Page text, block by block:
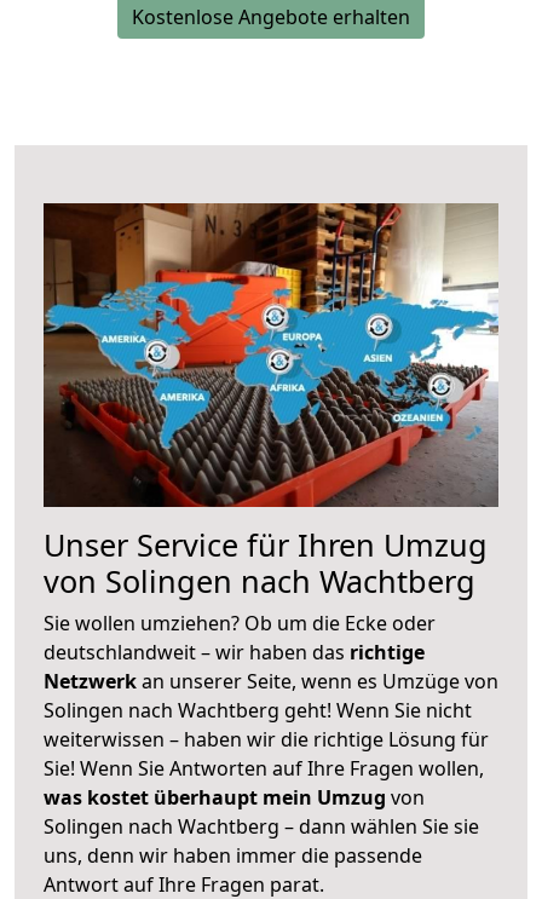
Kostenlose Angebote erhalten
Unser Service für Ihren Umzug
von Solingen nach Wachtberg
Sie wollen umziehen? Ob um die Ecke oder
deutschlandweit – wir haben das richtige
Netzwerkan unserer Seite, wenn es Umzüge von
Solingen nach Wachtberg geht! Wenn Sie nicht
weiterwissen – haben wir die richtige Lösung für
Sie! Wenn Sie Antworten auf Ihre Fragen wollen,
was kostet überhaupt mein Umzug von
Solingen nach Wachtberg – dann wählen Sie sie
uns, denn wir haben immer die passende
Antwort auf Ihre Fragen parat.